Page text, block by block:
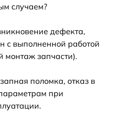
случаем?
дефекта,
с выполненной работой
монтаж запчасти).
поломка, отказ в
при